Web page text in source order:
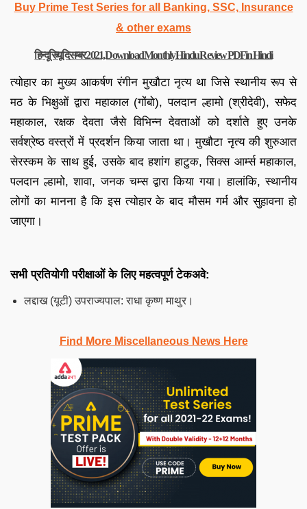
Buy Prime Test Series for all Banking, SSC, Insurance
& other exams
हिन्दू रिव्यू दिसम्बर 2021, Download Monthly Hindu Review PDF in Hindi
त्योहार का मुख्य आकर्षण रंगीन मुखौटा नृत्य था जिसे स्थानीय रूप से
मठ के भिक्षुओं द्वारा महाकाल (गोंबो), पलदान ल्हामो (श्रीदेवी), सफेद
महाकाल, रक्षक देवता जैसे विभिन्न देवताओं को दर्शाते हुए उनके
सर्वश्रेष्ठ वस्त्रों में प्रदर्शन किया जाता था। मुखौटा नृत्य की शुरुआत
सेरस्कम के साथ हुई, उसके बाद हशांग हाटुक, सिक्स आर्म्स महाकाल,
पलदान ल्हामो, शावा, जनक चम्स द्वारा किया गया। हालांकि, स्थानीय
लोगों का मानना है कि इस त्योहार के बाद मौसम गर्म और सुहावना हो
जाएगा।
सभी प्रतियोगी परीक्षाओं के लिए महत्वपूर्ण टेकअवे:
लद्दाख (यूटी) उपराज्यपाल: राधा कृष्ण माथुर।
Find More Miscellaneous News Here